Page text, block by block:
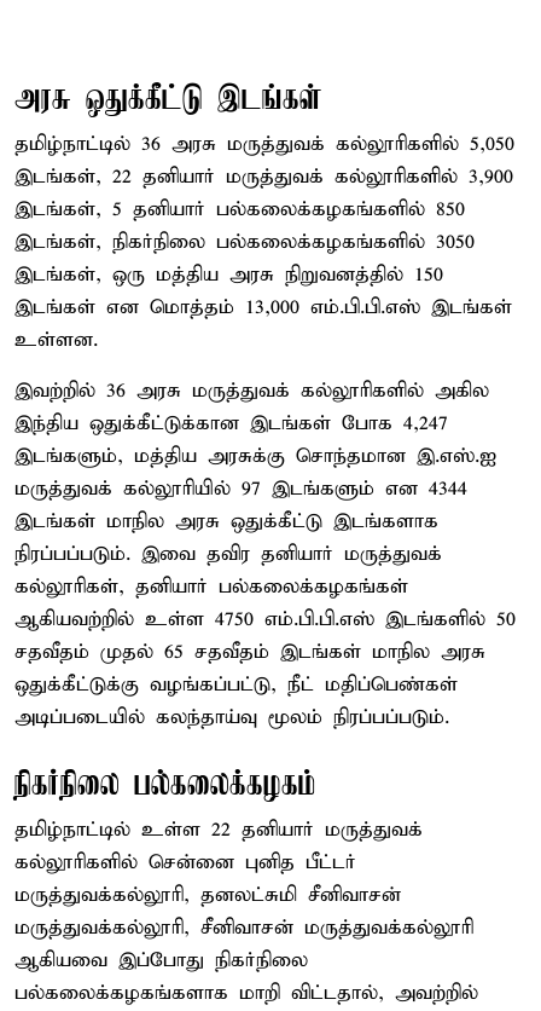
அரசு ஒதுக்கீட்டு இடங்கள்
தமிழ்நாட்டில் 36 அரசு மருத்துவக் கல்லூரிகளில் 5,050
இடங்கள், 22 தனியார் மருத்துவக் கல்லூரிகளில் 3,900
இடங்கள், 5 தனியார் பல்கலைக்கழகங்களில் 850
இடங்கள், நிகர்நிலை பல்கலைக்கழகங்களில் 3050
இடங்கள், ஒரு மத்திய அரசு நிறுவனத்தில் 150
இடங்கள் என மொத்தம் 13,000 எம்.பி.பி.எஸ் இடங்கள்
உள்ளன.
இவற்றில் 36 அரசு மருத்துவக் கல்லூரிகளில் அகில
இந்திய ஒதுக்கீட்டுக்கான இடங்கள் போக 4,247
இடங்களும், மத்திய அரசுக்கு சொந்தமான இ.எஸ்.ஐ
மருத்துவக் கல்லூரியில் 97 இடங்களும் என 4344
இடங்கள் மாநில அரசு ஒதுக்கீட்டு இடங்களாக
நிரப்பப்படும். இவை தவிர தனியார் மருத்துவக்
கல்லூரிகள், தனியார் பல்கலைக்கழகங்கள்
ஆகியவற்றில் உள்ள 4750 எம்.பி.பி.எஸ் இடங்களில் 50
சதவீதம் முதல் 65 சதவீதம் இடங்கள் மாநில அரசு
ஒதுக்கீட்டுக்கு வழங்கப்பட்டு, நீட் மதிப்பெண்கள்
அடிப்படையில் கலந்தாய்வு மூலம் நிரப்பப்படும்.
நிகர்நிலை பல்கலைக்கழகம்
தமிழ்நாட்டில் உள்ள 22 தனியார் மருத்துவக்
கல்லூரிகளில் சென்னை புனித பீட்டர்
மருத்துவக்கல்லூரி, தனலட்சுமி சீனிவாசன்
மருத்துவக்கல்லூரி, சீனிவாசன் மருத்துவக்கல்லூரி
ஆகியவை இப்போது நிகர்நிலை
பல்கலைக்கழகங்களாக மாறி விட்டதால், அவற்றில்